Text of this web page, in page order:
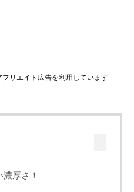
リエイト広告を利用しています
厚さ！